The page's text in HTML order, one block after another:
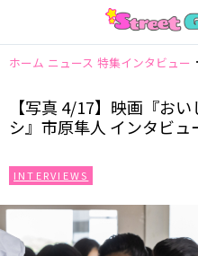
ホーム ニュース 特集インタビュー
【写真 4/17】映画『お
シ』市原隼人 インタビュ
INTERVIEWS